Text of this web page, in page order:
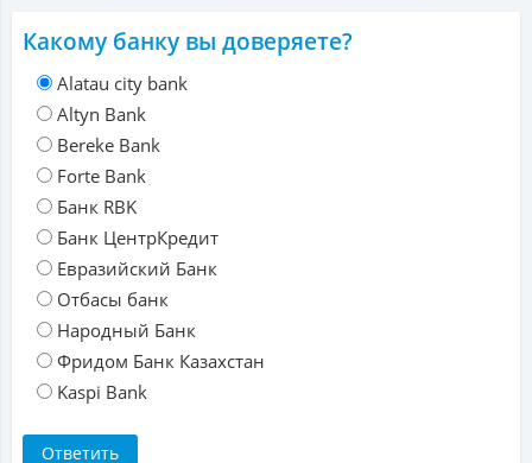
Какому банку вы доверяете?
Alatau city bank
Altyn Bank
Bereke Bank
Forte Bank
Банк RBK
Банк ЦентрКредит
Евразийский Банк
Отбасы банк
Народный Банк
Фридом Банк Казахстан
Kaspi Bank